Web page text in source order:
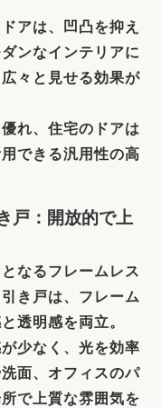
アは、凹凸を抑え
ンなインテリアに
々と見せる効果が
れ、住宅のドアは
できる汎用性の高
戸：開放的で上
なるフレームレス
き戸は、フレーム
透明感を両立。
少なく、光を効率
面、オフィスのパ
で上質な雰囲気を